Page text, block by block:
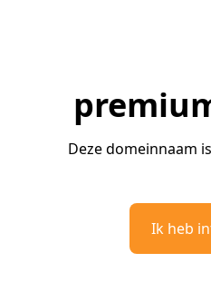
Deze domeinnaam
Ik heb